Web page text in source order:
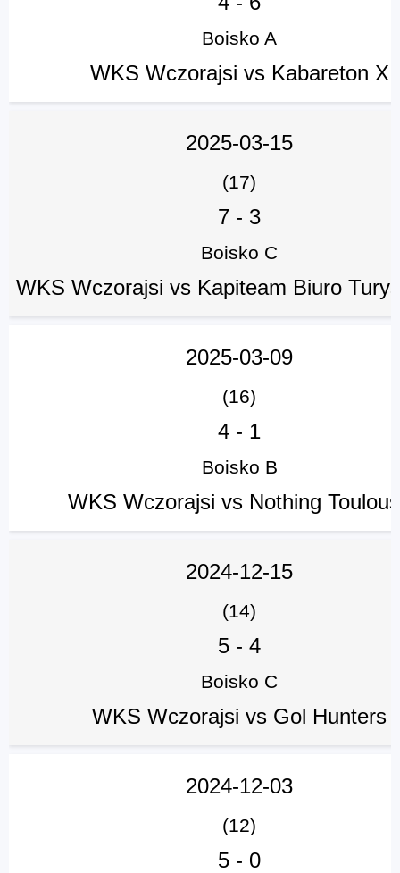
Boisko A
WKS Wczorajsi vs Kabareton X
2025-03-15
(17)
7 - 3
Boisko C
WKS Wczorajsi vs Kapiteam Biuro
2025-03-09
(16)
4 - 1
Boisko B
WKS Wczorajsi vs Nothing
2024-12-15
(14)
5 - 4
Boisko C
WKS Wczorajsi vs Gol Hunters
2024-12-03
(12)
5 - 0